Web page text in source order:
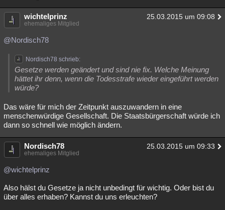
wichtelprinz 25.03.2015 um 09:08
ehemaliges Mitglied
@Nordisch78
Nordisch78 schrieb:
Gesetze werden geändert und sind nie fix. Welche Meinung
hättet ihr denn, wenn die Todesstrafe wieder eingeführt werden
würde?
Das wäre für mich der Zeitpunkt auszuwandern in eine
menschenwürdige Gesellschaft. Die Staatsbürgerschaft würde ich
dann so schnell wie möglich ändern.
Nordisch78 25.03.2015 um 09:33
ehemaliges Mitglied
@wichtelprinz
Also hälst du Gesetze ja nicht unbedingt für wichtig. Oder bist du
über alles erhaben? Kannst du uns erleuchten?